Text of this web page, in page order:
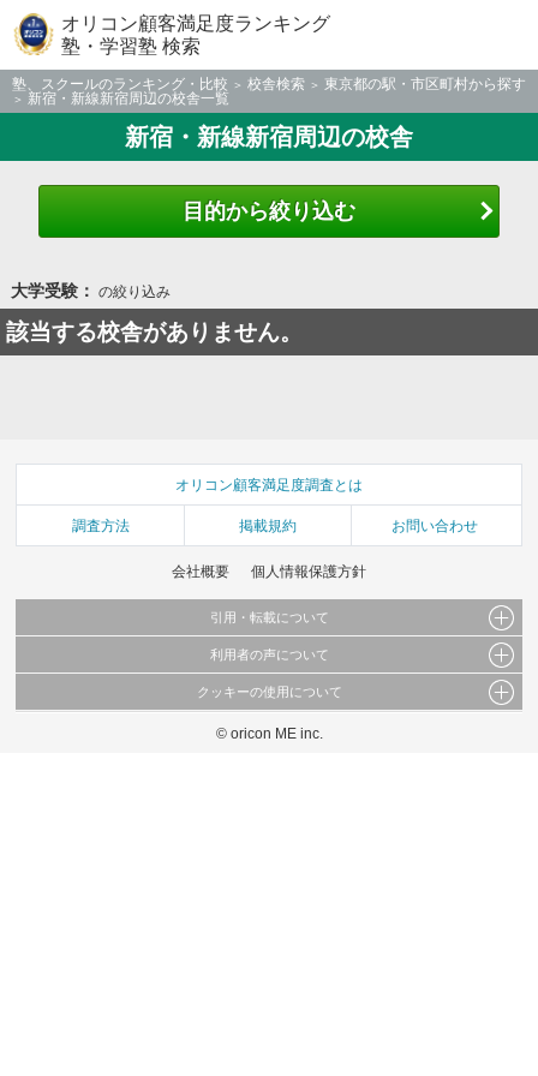
オリコン顧客満足度ランキング
塾・学習塾 検索
塾、スクールのランキング・比較 校舎検索
東京都の駅・市区町村から探す
新宿・新線新宿周辺の校舎一覧
新宿・新線新宿周辺の校舎
目的から絞り込む
大学受験： の絞り込み
該当する校舎がありません。
オリコン顧客満足度調査とは
調査方法 掲載規約 お問い合わせ
会社概要 個人情報保護方針
引用・転載について
当サイトで公開されている情報（文字、写真、イラスト、画像データ等）及びこれらの配
これらの情報を権利者の許可なく無断転載・複製などの二次利用を行うことは固く禁じて
利用者の声について
当サイトに掲載している内容はすべてサービスの利用者が提出された見解・感想です。
弊社の見解・ 意見ではないことをご理解いただいた上でご覧ください。
クッキーの使用について
このサイトでは Cookie を使用して、ユーザーに合わせたコンテンツや広告の表示、ソー
© oricon ME inc.